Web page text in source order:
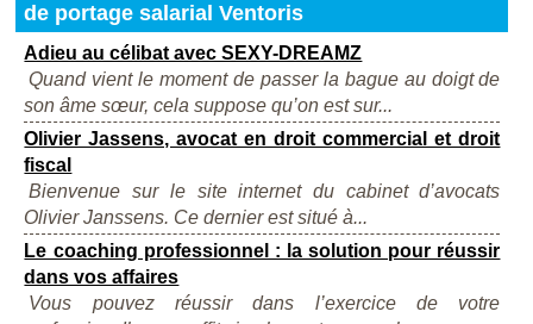
de portage salarial Ventoris
Adieu au célibat avec SEXY-DREAMZ
Quand vient le moment de passer la bague au doigt de
son âme sœur, cela suppose qu’on est sur...
Olivier Jassens, avocat en droit commercial et droit
fiscal
Bienvenue sur le site internet du cabinet d’avocats
Olivier Janssens. Ce dernier est situé à...
Le coaching professionnel : la solution pour réussir
dans vos affaires
Vous pouvez réussir dans l’exercice de votre